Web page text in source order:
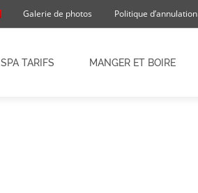
Galerie de photos Politique d’annulation
SPA TARIFS MANGER ET BOIRE